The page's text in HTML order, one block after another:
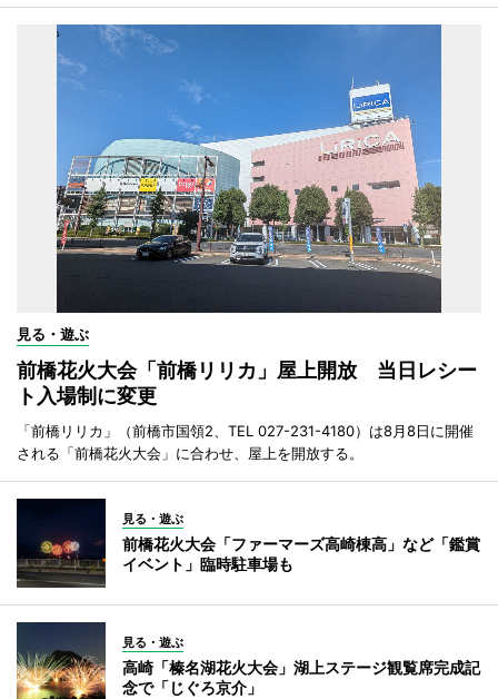
見る・遊ぶ
前橋花火大会「前橋リリカ」屋上開放 当日レシー
ト入場制に変更
「前橋リリカ」（前橋市国領2、TEL 027-231-4180）は8月8日に開催
される「前橋花火大会」に合わせ、屋上を開放する。
見る・遊ぶ
前橋花火大会「ファーマーズ高崎棟高」など「鑑賞
イベント」臨時駐車場も
見る・遊ぶ
高崎「榛名湖花火大会」湖上ステージ観覧席完成記
念で「じぐろ京介」